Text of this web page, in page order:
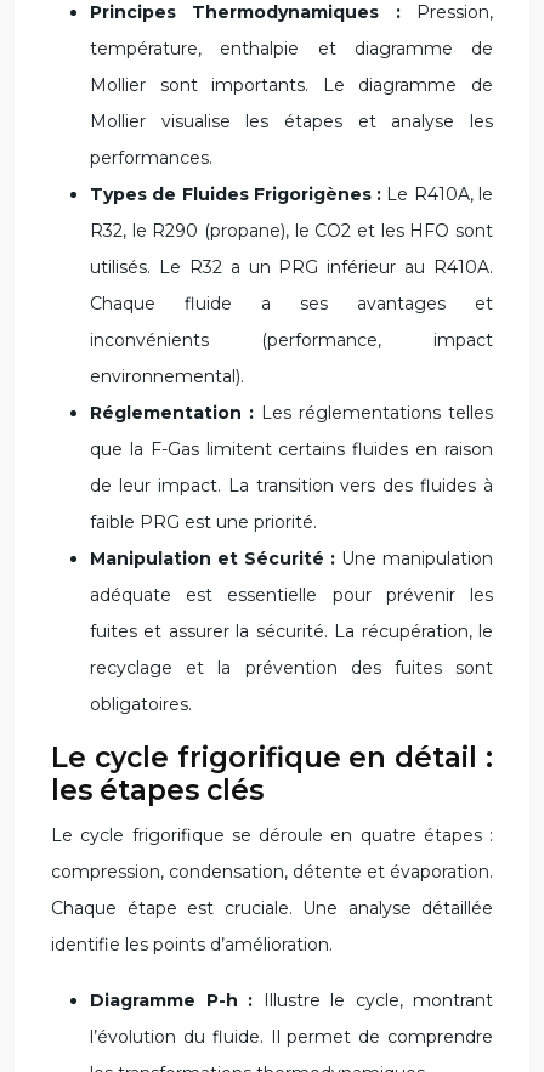
Principes Thermodynamiques :
Pression,
température, enthalpie et diagramme de
Mollier sont importants. Le diagramme de
Mollier visualise les étapes et analyse les
performances.
Types de Fluides Frigorigènes : Le R410A, le
R32, le R290 (propane), le CO2 et les HFO sont
utilisés. Le R32 a un PRG inférieur au R410A.
Chaque fluide a ses avantages et
inconvénients (performance, impact
environnemental).
Réglementation : Les réglementations telles
que la F-Gas limitent certains fluides en raison
de leur impact. La transition vers des fluides à
faible PRG est une priorité.
Manipulation et Sécurité : Une manipulation
adéquate est essentielle pour prévenir les
fuites et assurer la sécurité. La récupération, le
recyclage et la prévention des fuites sont
obligatoires.
Le cycle frigorifique en détail :
les étapes clés
Le cycle frigorifique se déroule en quatre étapes :
compression, condensation, détente et évaporation.
Chaque étape est cruciale. Une analyse détaillée
identifie les points d’amélioration.
Diagramme P-h :
Illustre le cycle, montrant
l’évolution du fluide. Il permet de comprendre